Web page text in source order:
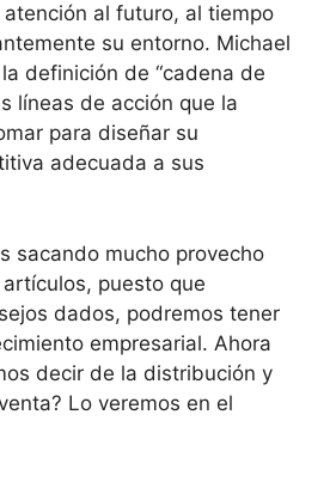
al futuro, al tiempo
su entorno. Michael
definición de “cadena de
líneas de acción que la
para diseñar su
adecuada a sus
sacando mucho provecho
puesto que
dados, podremos tener
empresarial. Ahora
decir de la distribución y
Lo veremos en el